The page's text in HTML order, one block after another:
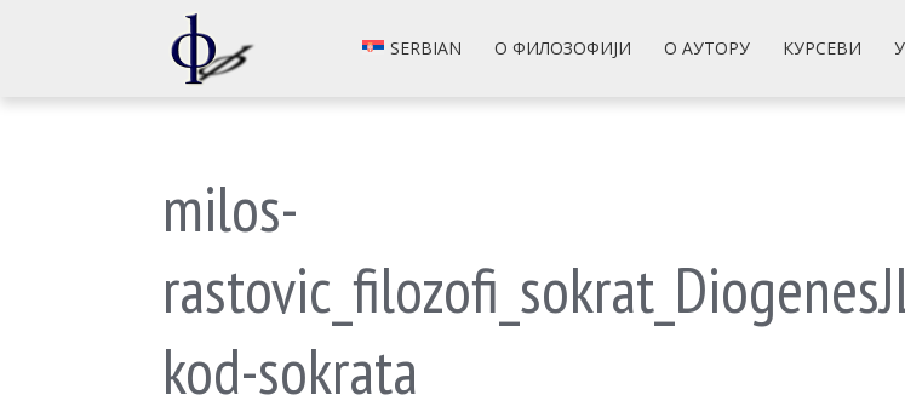
SERBIAN О ФИЛОЗОФИЈИ О АУТОРУ КУРСЕВИ
milos-
kod-sokrata